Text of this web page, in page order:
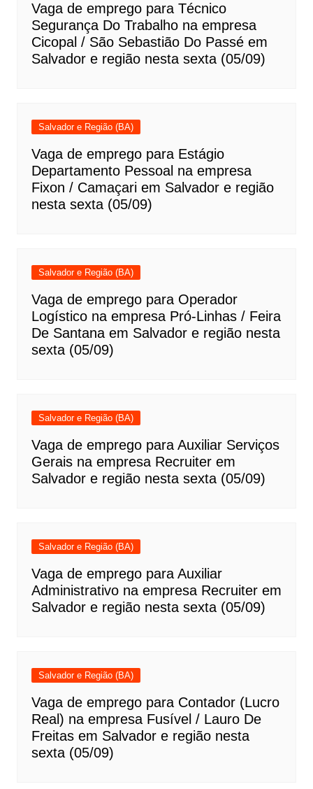
Vaga de emprego para Técnico
Segurança Do Trabalho na empresa
Cicopal / São Sebastião Do Passé em
Salvador e região nesta sexta (05/09)
Salvador e Região (BA)
Vaga de emprego para Estágio
Departamento Pessoal na empresa
Fixon / Camaçari em Salvador e região
nesta sexta (05/09)
Salvador e Região (BA)
Vaga de emprego para Operador
Logístico na empresa Pró-Linhas / Feira
De Santana em Salvador e região nesta
sexta (05/09)
Salvador e Região (BA)
Vaga de emprego para Auxiliar Serviços
Gerais na empresa Recruiter em
Salvador e região nesta sexta (05/09)
Salvador e Região (BA)
Vaga de emprego para Auxiliar
Administrativo na empresa Recruiter em
Salvador e região nesta sexta (05/09)
Salvador e Região (BA)
Vaga de emprego para Contador (Lucro
Real) na empresa Fusível / Lauro De
Freitas em Salvador e região nesta
sexta (05/09)